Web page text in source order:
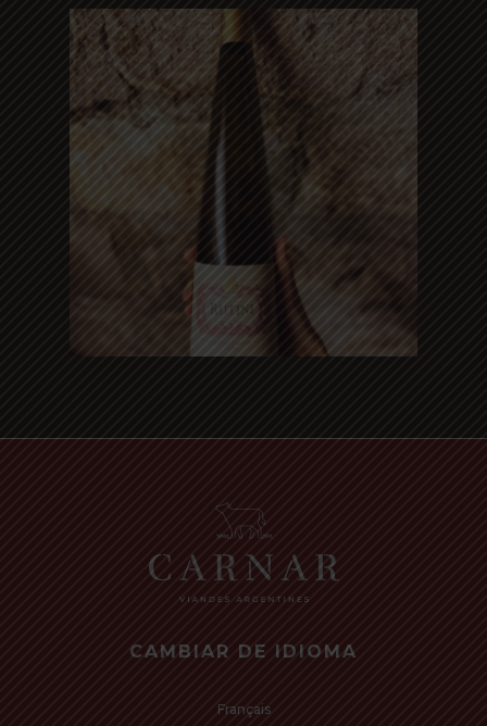
CAMBIAR DE IDIOMA
Français